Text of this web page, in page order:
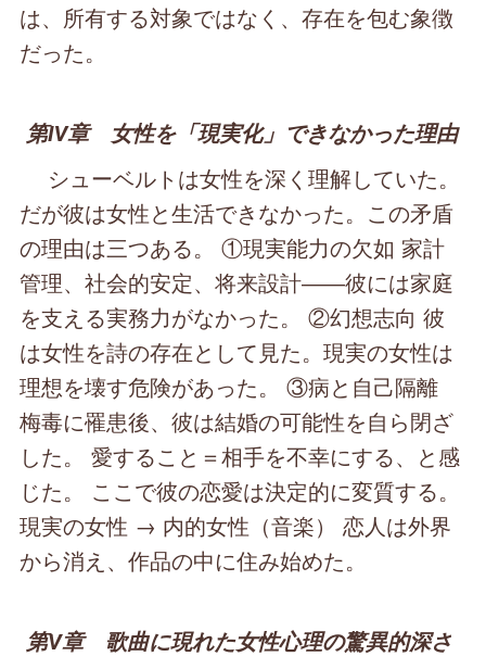
は、所有する対象ではなく、存在を包む象徴
だった。
第Ⅳ章 女性を「現実化」できなかった理由
シューベルトは女性を深く理解していた。
だが彼は女性と生活できなかった。この矛盾
の理由は三つある。 ①現実能力の欠如 家計
管理、社会的安定、将来設計――彼には家庭
を支える実務力がなかった。 ②幻想志向 彼
は女性を詩の存在として見た。現実の女性は
理想を壊す危険があった。 ③病と自己隔離
梅毒に罹患後、彼は結婚の可能性を自ら閉ざ
した。 愛すること＝相手を不幸にする、と感
じた。 ここで彼の恋愛は決定的に変質する。
現実の女性 → 内的女性（音楽） 恋人は外界
から消え、作品の中に住み始めた。
第Ⅴ章 歌曲に現れた女性心理の驚異的深さ